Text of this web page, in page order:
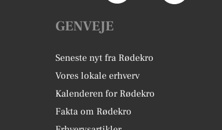
GENVEJE
Seneste nyt fra Rødekro
Vores lokale erhverv
Kalenderen for Rødekro
Fakta om Rødekro